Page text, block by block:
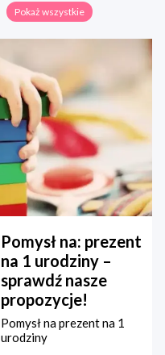
Pokaż wszystkie
Pomysł na: prezent
na 1 urodziny –
sprawdź nasze
propozycje!
Pomysł na prezent na 1
urodziny